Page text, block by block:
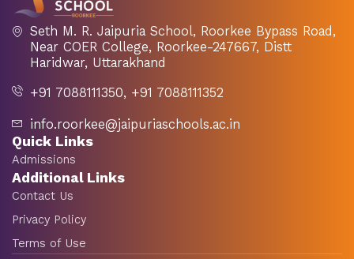
Seth M. R. Jaipuria School, Roorkee Bypass Road,
Near COER College, Roorkee-247667, Distt
Haridwar, Uttarakhand
+91 7088111350, +91 7088111352
info.roorkee@jaipuriaschools.ac.in
Quick Links
Admissions
Additional Links
Contact Us
Privacy Policy
Terms of Use